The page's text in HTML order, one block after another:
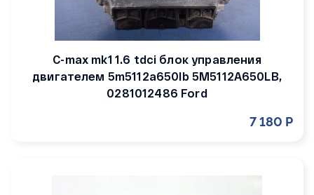
C-max mk1 1.6 tdci блок управления
двигателем 5m5112a650lb 5M5112A650LB,
0281012486 Ford
7 180 Р